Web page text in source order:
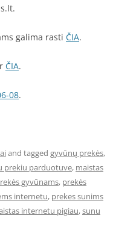
galima rasti ČIA.
ČIA.
08.
and tagged gyvūnų prekės,
prekiu parduotuve, maistas
gyvūnams, prekės
internetu, prekes sunims
internetu pigiau,sunu